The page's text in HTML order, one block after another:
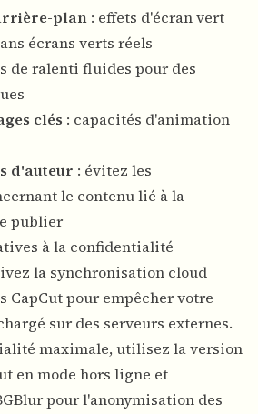
plan : effets d'écran vert
écrans verts réels
de ralenti fluides pour des
clés : capacités d'animation
d'auteur : évitez les
le contenu lié à la
publier
à la confidentialité
la synchronisation cloud
CapCut pour empêcher votre
sur des serveurs externes.
maximale, utilisez la version
en mode hors ligne et
pour l'anonymisation des